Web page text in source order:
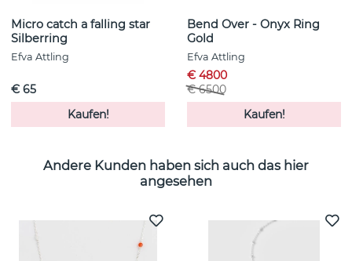
Micro catch a falling star
Silberring
Efva Attling
€ 65
Kaufen!
Bend Over - Onyx Ring
Gold
Efva Attling
€ 4800
€ 6500
Kaufen!
Andere Kunden haben sich auch das hier
angesehen